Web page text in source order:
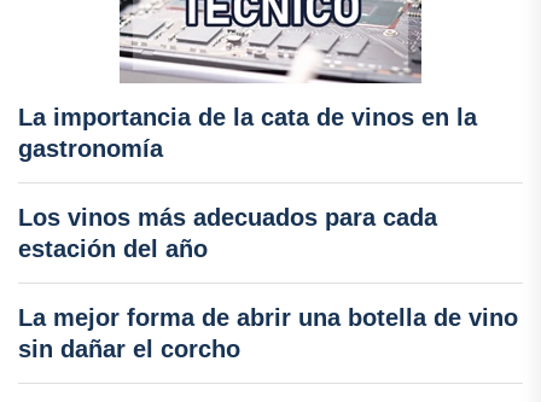
La importancia de la cata de vinos en la
gastronomía
Los vinos más adecuados para cada
estación del año
La mejor forma de abrir una botella de vino
sin dañar el corcho